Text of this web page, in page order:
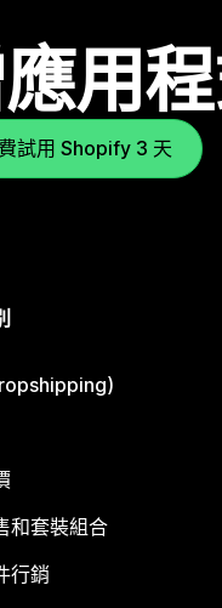
用
試用 Shopify 3 天
和套裝組合
行銷